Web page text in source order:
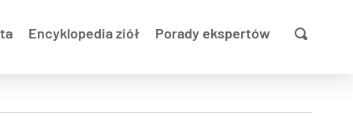
Encyklopedia ziół Porady ekspertów